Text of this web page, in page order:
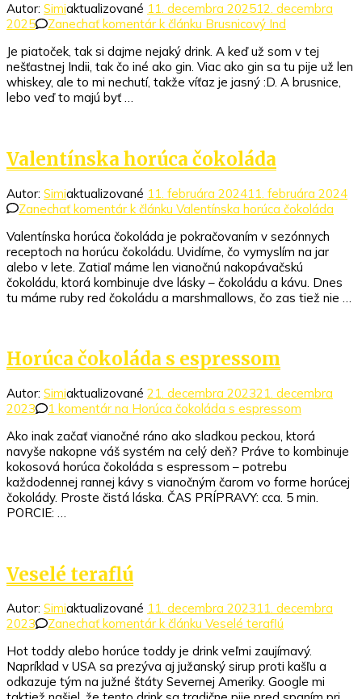
Autor: Simiaktualizované 11. decembra 202512. decembra
2025
Zanechať komentár k článku Brusnicový Ind
Je piatoček, tak si dajme nejaký drink. A keď už som v tej
nešťastnej Indii, tak čo iné ako gin. Viac ako gin sa tu pije už len
whiskey, ale to mi nechutí, takže víťaz je jasný :D. A brusnice,
lebo veď to majú byť …
Valentínska horúca čokoláda
Autor: Simiaktualizované 11. februára 202411. februára 2024
Zanechať komentár k článku Valentínska horúca čokoláda
Valentínska horúca čokoláda je pokračovaním v sezónnych
receptoch na horúcu čokoládu. Uvidíme, čo vymyslím na jar
alebo v lete. Zatiaľ máme len vianočnú nakopávačskú
čokoládu, ktorá kombinuje dve lásky – čokoládu a kávu. Dnes
tu máme ruby red čokoládu a marshmallows, čo zas tiež nie …
Horúca čokoláda s espressom
Autor: Simiaktualizované 21. decembra 202321. decembra
2023
1 komentár na Horúca čokoláda s espressom
Ako inak začať vianočné ráno ako sladkou peckou, ktorá
navyše nakopne váš systém na celý deň? Práve to kombinuje
kokosová horúca čokoláda s espressom – potrebu
každodennej rannej kávy s vianočným čarom vo forme horúcej
čokolády. Proste čistá láska. ČAS PRÍPRAVY: cca. 5 min.
PORCIE: …
Veselé teraflú
Autor: Simiaktualizované 11. decembra 202311. decembra
2023
Zanechať komentár k článku Veselé teraflú
Hot toddy alebo horúce toddy je drink veľmi zaujímavý.
Napríklad v USA sa prezýva aj južanský sirup proti kašľu a
odkazuje tým na južné štáty Severnej Ameriky. Google mi